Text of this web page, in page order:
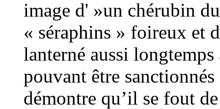
image d' »un chérubin
« séraphins » foireux et
lanterné aussi
pouvant être
démontre qu’il se fout